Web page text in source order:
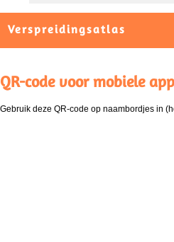
Verspreidingsatlas
QR-code voor mobiele
Gebruik deze QR-code op naambordjes in